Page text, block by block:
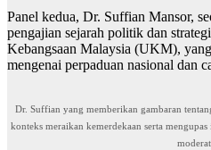
Panel kedua, Dr. Suffian Mansor,
pengajian sejarah politik dan
Kebangsaan Malaysia (UKM),
mengenai perpaduan nasional dan
Dr. Suffian yang memberikan gambaran
konteks meraikan kemerdekaan serta